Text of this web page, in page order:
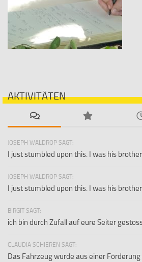
AKTIVITÄTEN
JOSEPH WALDROP SAGT:
I just stumbled upon this. I was his
JOSEPH WALDROP SAGT:
I just stumbled upon this. I was his
BIRGIT SAGT:
ich bin durch Zufall auf eure Seiter
CLAUDIA SCHIEREN SAGT:
Das Fahrzeug wurde aus einer